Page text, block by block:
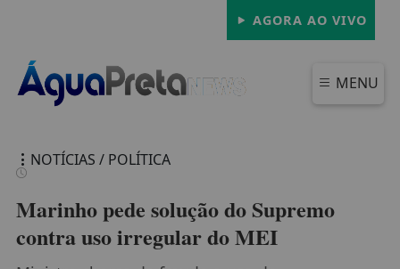
AGORA AO VIVO
MENU
NOTÍCIAS / POLÍTICA
Marinho pede solução do Supremo
contra uso irregular do MEI